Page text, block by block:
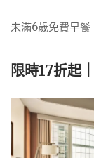
未滿6歲免費早餐
限時17折起